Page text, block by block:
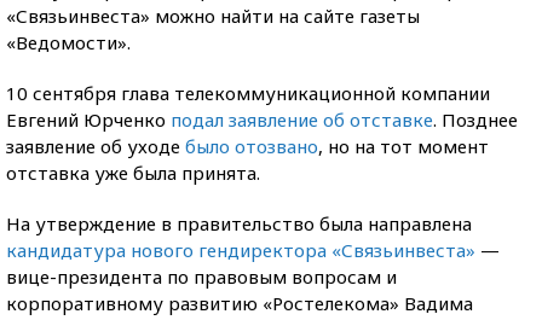
«Связьинвеста» можно найти на сайте газеты
«Ведомости».
10 сентября глава телекоммуникационной компании
Евгений Юрченко подал заявление об отставке. Позднее
заявление об уходе было отозвано, но на тот момент
отставка уже была принята.
На утверждение в правительство была направлена
кандидатура нового гендиректора «Связьинвеста» —
вице-президента по правовым вопросам и
корпоративному развитию «Ростелекома» Вадима